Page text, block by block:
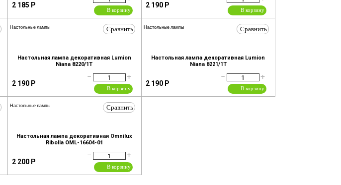
2 185 Р
В корзину
2 190 Р
В корзину
Сравнить
Настольные лампы
Настольная лампа декоративная Lumion
Niana 8220/1T
2 190 Р
+
−
В корзину
Сравнить
Настольные лампы
Настольная лампа декоративная Lumion
Niana 8221/1T
2 190 Р
+
−
В корзину
Сравнить
Настольные лампы
Настольная лампа декоративная Omnilux
Ribolla OML-16604-01
2 200 Р
+
−
В корзину